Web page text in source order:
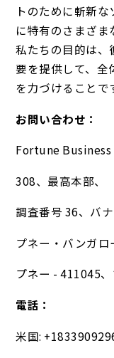
トのために斬新
に特有のさまざま
私たちの目的は、
要を提供して、全
を力づけることで
お問い合わせ：
Fortune
308、最高本部、
調査番号 36、バナ
プネー・バンガロ
プネー - 411045
電話：
米国: